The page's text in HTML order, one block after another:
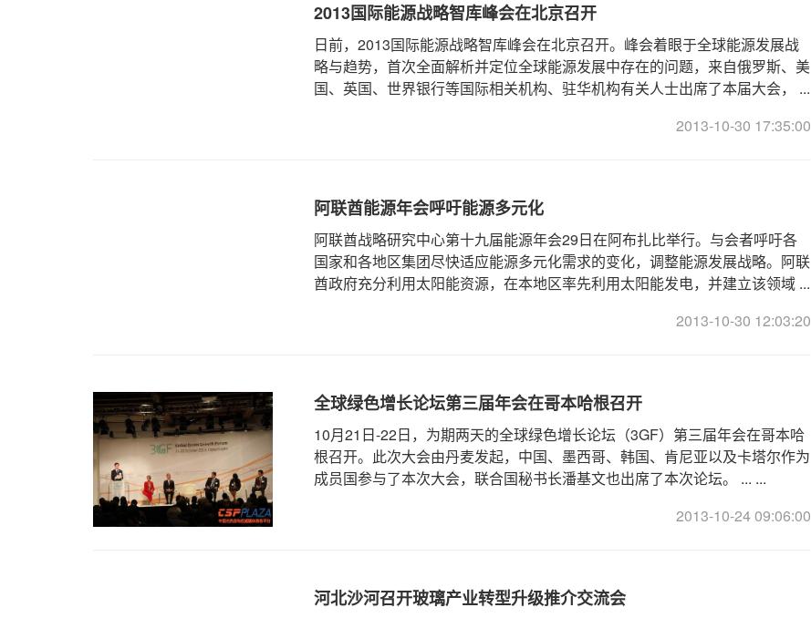
2013国际能源战略智库峰会在北京召开
日前，2013国际能源战略智库峰会在北京召开。峰会着眼于全球能源发展战
略与趋势，首次全面解析并定位全球能源发展中存在的问题，来自俄罗斯、美
国、英国、世界银行等国际相关机构、驻华机构有关人士出席了本届大会， ...
2013-10-30 17:35:00
阿联酋能源年会呼吁能源多元化
阿联酋战略研究中心第十九届能源年会29日在阿布扎比举行。与会者呼吁各
国家和各地区集团尽快适应能源多元化需求的变化，调整能源发展战略。阿联
酋政府充分利用太阳能资源，在本地区率先利用太阳能发电，并建立该领域 ...
2013-10-30 12:03:20
全球绿色增长论坛第三届年会在哥本哈根召开
10月21日-22日，为期两天的全球绿色增长论坛（3GF）第三届年会在哥本哈
根召开。此次大会由丹麦发起，中国、墨西哥、韩国、肯尼亚以及卡塔尔作为
成员国参与了本次大会，联合国秘书长潘基文也出席了本次论坛。 ... ...
2013-10-24 09:06:00
河北沙河召开玻璃产业转型升级推介交流会